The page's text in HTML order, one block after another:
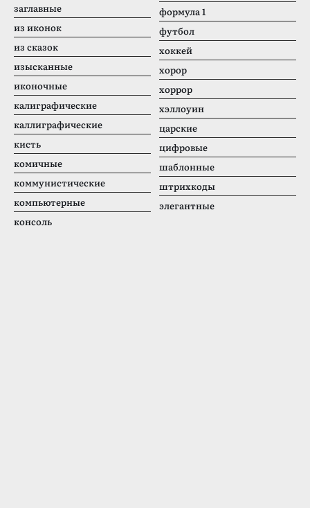
заглавные
из иконок
из сказок
изысканные
иконочные
калиграфические
каллиграфические
кисть
комичные
коммунистические
компьютерные
консоль
формула 1
футбол
хоккей
хорор
хоррор
хэллоуин
царские
цифровые
шаблонные
штрихкоды
элегантные